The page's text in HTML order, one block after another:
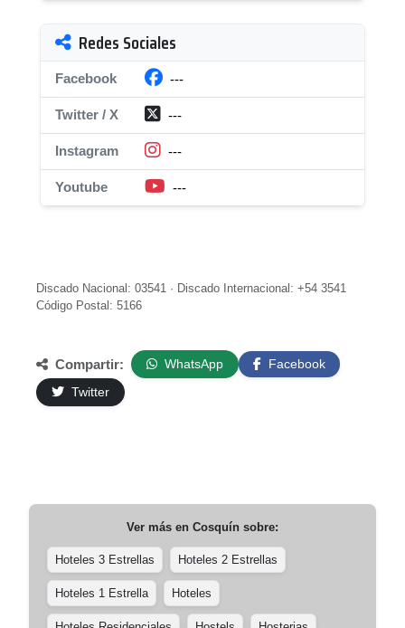
Redes Sociales
Facebook ---
Twitter / X ---
Instagram ---
Youtube ---
Discado Nacional: 03541 · Discado Internacional: +54 3541
Código Postal: 5166
Compartir: WhatsApp
Facebook
Twitter
Ver más en Cosquín sobre:
Hoteles 3 Estrellas Hoteles 2 Estrellas
Hoteles 1 Estrella Hoteles